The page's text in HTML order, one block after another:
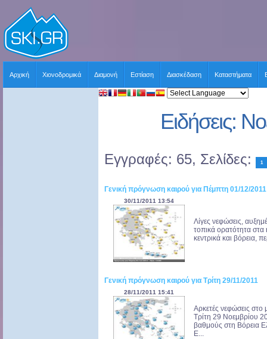
Αρχική Χιονοδρομικά Διαμονή Εστίαση Διασκέδαση Καταστήματα
Ειδήσεις:
Εγγραφές: 65, Σελίδες: 1
Γενική πρόγνωση καιρού για Πέμπτη 01/12/2011
30/11/2011 13:54
Λίγες νεφώσεις,
τοπικά ορατότητα στα
κεντρικά και βόρεια,
Γενική πρόγνωση καιρού για Τρίτη 29/11/2011
28/11/2011 15:41
Αρκετές νεφώσεις στο
Τρίτη 29 Νοεμβρίου
βαθμούς στη Βόρεια
Ε...